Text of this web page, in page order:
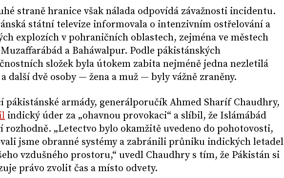
straně hranice však nálada odpovídá závažnosti incidentu.
státní televize informovala o intenzivním ostřelování a
explozích v pohraničních oblastech, zejména ve městech
a Baháwalpur. Podle pákistánských
složek byla útokem zabita nejméně jedna nezletilá
a další dvě osoby — žena a muž — byly vážně zraněny.
pákistánské armády, generálporučík Ahmed Sharíf Chaudhry,
indický úder za „ohavnou provokaci“ a slíbil, že Islámábád
rozhodně. „Letectvo bylo okamžitě uvedeno do pohotovosti,
jsme obranné systémy a zabránili průniku indických letadel
vzdušného prostoru,“ uvedl Chaudhry s tím, že Pákistán si
právo zvolit čas a místo odvety.